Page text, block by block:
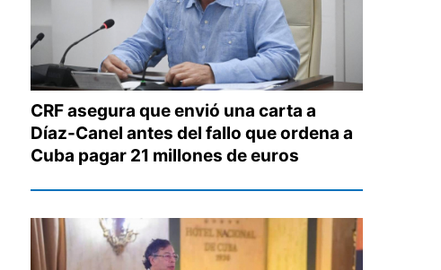
CRF asegura que envió una carta a
Díaz-Canel antes del fallo que ordena a
Cuba pagar 21 millones de euros